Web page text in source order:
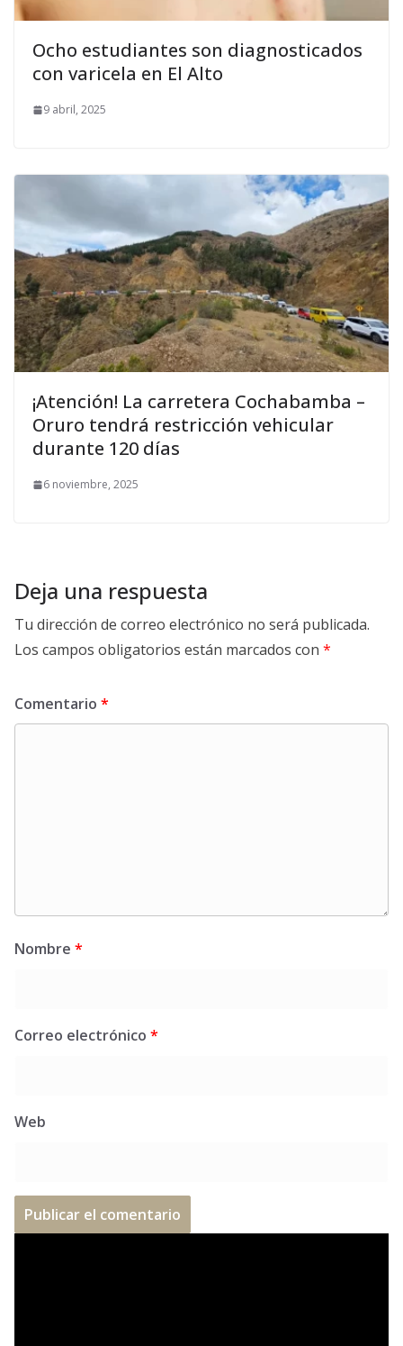
Ocho estudiantes son diagnosticados
con varicela en El Alto
9 abril, 2025
¡Atención! La carretera Cochabamba –
Oruro tendrá restricción vehicular
durante 120 días
6 noviembre, 2025
Deja una respuesta
Tu dirección de correo electrónico no será publicada.
Los campos obligatorios están marcados con *
Comentario *
Nombre *
Correo electrónico *
Web